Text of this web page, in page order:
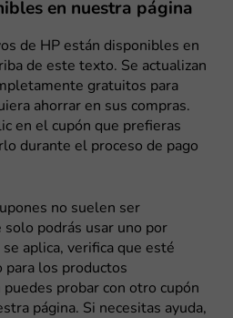
en nuestra página
de HP están disponibles en
de este texto. Se actualizan
gratuitos para
ahorrar en sus compras.
en el cupón que prefieras
durante el proceso de pago
no suelen ser
podrás usar uno por
aplica, verifica que esté
para los productos
probar con otro cupón
página. Si necesitas ayuda,